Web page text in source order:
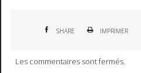
SHARE IMPRIMER
Les commentaires sont fermés.